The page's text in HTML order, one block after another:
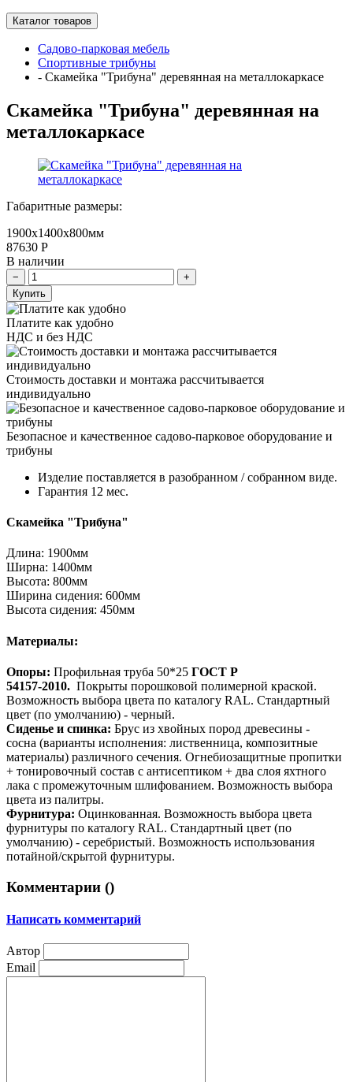
Каталог товаров
Садово-парковая мебель
Спортивные трибуны
- Скамейка "Трибуна" деревянная на металлокаркасе
Скамейка "Трибуна" деревянная на
металлокаркасе
Габаритные размеры:
1900х1400х800мм
87630 Р
В наличии
Купить
Платите как удобно
НДС и без НДС
Стоимость доставки и монтажа рассчитывается
индивидуально
Безопасное и качественное садово-парковое оборудование и
трибуны
Изделие поставляется в разобранном / собранном виде.
Гарантия 12 мес.
Скамейка "Трибуна"
Длина: 1900мм
Ширна: 1400мм
Высота: 800мм
Ширина сидения: 600мм
Высота сидения: 450мм
Материалы:
Опоры: Профильная труба 50*25 ГОСТ Р
54157-2010. Покрыты порошковой полимерной краской.
Возможность выбора цвета по каталогу RAL. Стандартный
цвет (по умолчанию) - черный.
Сиденье и спинка: Брус из хвойных пород древесины -
сосна (варианты исполнения: лиственница, композитные
материалы) различного сечения. Огнебиозащитные пропитки
+ тонировочный состав с антисептиком + два слоя яхтного
лака с промежуточным шлифованием. Возможность выбора
цвета из палитры.
Фурнитура: Оцинкованная. Возможность выбора цвета
фурнитуры по каталогу RAL. Стандартный цвет (по
умолчанию) - серебристый. Возможность использования
потайной/скрытой фурнитуры.
Комментарии ()
Написать комментарий
Автор
Email